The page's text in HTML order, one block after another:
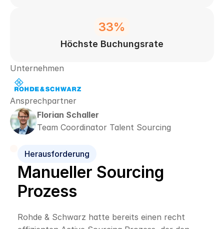
33%
Höchste Buchungsrate
Unternehmen
Ansprechpartner
Florian Schaller
Team Coordinator Talent Sourcing
Herausforderung
Manueller Sourcing
Prozess
Rohde & Schwarz hatte bereits einen recht